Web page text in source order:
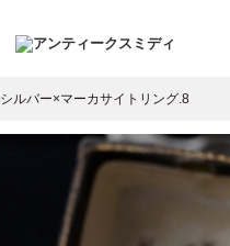
シルバー×マーカサイトリング.8